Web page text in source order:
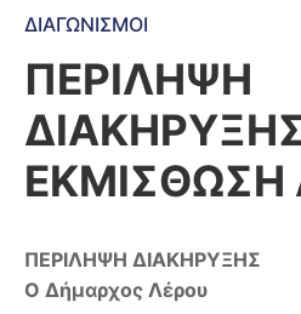
ΔΙΑΓΩΝΙΣΜΟΙ
ΠΕΡΙΛΗΨΗ
ΕΚΜΙΣΘΩΣΗ
ΠΕΡΙΛΗΨΗ ΔΙΑΚΗΡΥΞΗΣ
Ο Δήμαρχος Λέρου